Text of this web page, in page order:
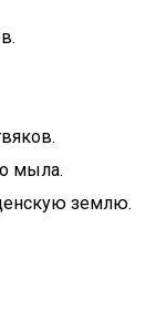
мыла.
землю.